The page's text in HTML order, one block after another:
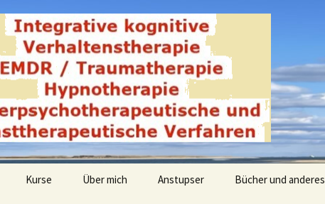
Kurse Über mich Anstupser Bücher und anderes